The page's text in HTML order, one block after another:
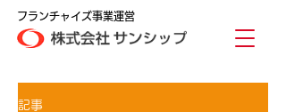
フランチャイズ事業運営
記事